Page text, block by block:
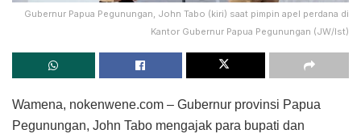
Gubernur Papua Pegunungan, John Tabo (kiri) saat pimpin apel perdana di
Kantor Gubernur Papua Pegunungan (JW/Ist)
Wamena, nokenwene.com – Gubernur provinsi Papua
Pegunungan, John Tabo mengajak para bupati dan